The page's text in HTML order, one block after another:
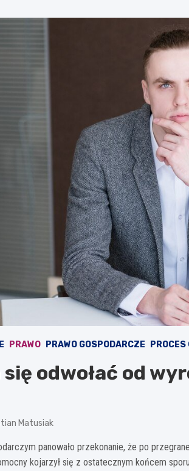
PRAWO PRAWO GOSPODARCZE PROCES
się odwołać od
Matusiak
panowało przekonanie, że po
kojarzył się z ostatecznym końcem